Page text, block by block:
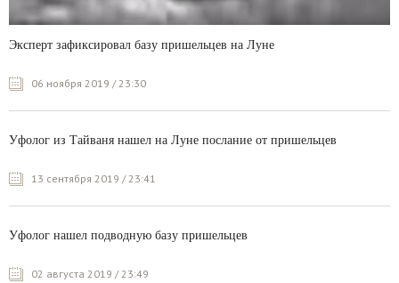
Эксперт зафиксировал базу пришельцев на Луне
06 ноября 2019 / 23:30
Уфолог из Тайваня нашел на Луне послание от пришельцев
13 сентября 2019 / 23:41
Уфолог нашел подводную базу пришельцев
02 августа 2019 / 23:49